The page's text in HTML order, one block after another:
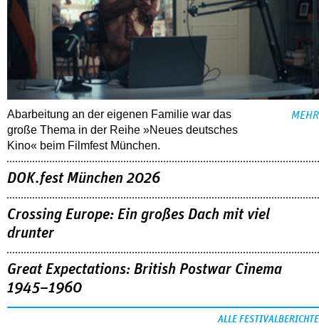
Abarbeitung an der eigenen Familie war das
große Thema in der Reihe »Neues deutsches
Kino« beim Filmfest München.
MEHR
DOK.fest München 2026
Crossing Europe: Ein großes Dach mit viel
drunter
Great Expectations: British Postwar Cinema
1945–1960
ALLE FESTIVALBERICHTE